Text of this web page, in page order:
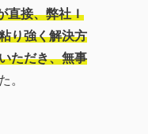
直接、弊社Ｉ
り強く解決方
ただき、無事
。